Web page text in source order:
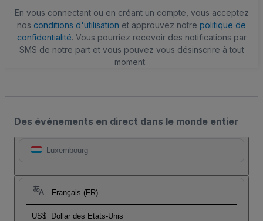
En vous connectant ou en créant un compte, vous acceptez
nos conditions d'utilisation et approuvez notre politique de
confidentialité. Vous pourriez recevoir des notifications par
SMS de notre part et vous pouvez vous désinscrire à tout
moment.
Des événements en direct dans le monde entier
Luxembourg
Français (FR)
US$ Dollar des Etats-Unis